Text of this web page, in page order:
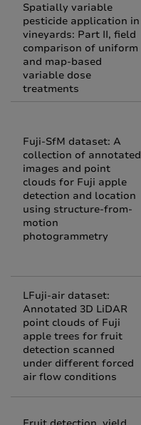
Spatially variable
pesticide application in
vineyards: Part II, field
comparison of uniform
and map-based
variable dose
treatments
Fuji-SfM dataset: A
collection of annotated
images and point
clouds for Fuji apple
detection and location
using structure-from-
motion
photogrammetry
LFuji-air dataset:
Annotated 3D LiDAR
point clouds of Fuji
apple trees for fruit
detection scanned
under different forced
air flow conditions